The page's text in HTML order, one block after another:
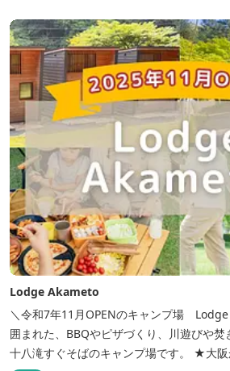
Lodge Akameto
＼令和7年11月OPENのキャンプ場
囲まれた、BBQやピザづくり、川遊びや
十八滝すぐそばのキャンプ場です。 ★大阪から車で90分・名古屋